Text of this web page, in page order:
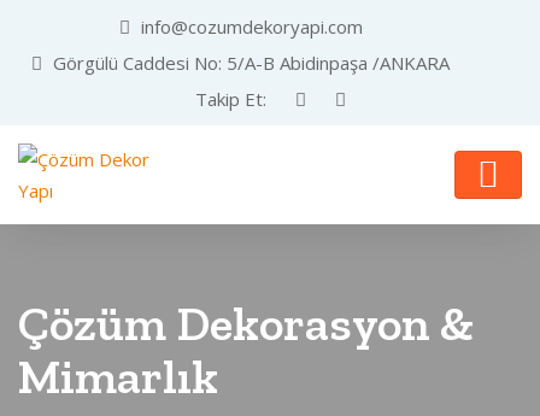
info@cozumdekoryapi.com
Görgülü Caddesi No: 5/A-B Abidinpaşa /ANKARA
Takip Et:
Çözüm Dekorasyon &
Mimarlık